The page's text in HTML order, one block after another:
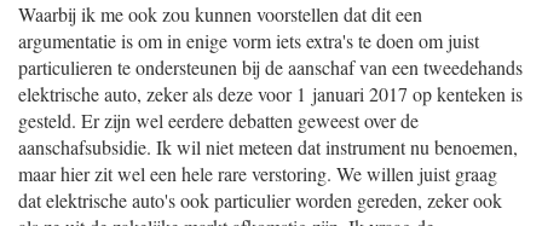
Waarbij ik me ook zou kunnen voorstellen dat dit een
argumentatie is om in enige vorm iets extra's te doen om juist
particulieren te ondersteunen bij de aanschaf van een tweedehands
elektrische auto, zeker als deze voor 1 januari 2017 op kenteken is
gesteld. Er zijn wel eerdere debatten geweest over de
aanschafsubsidie. Ik wil niet meteen dat instrument nu benoemen,
maar hier zit wel een hele rare verstoring. We willen juist graag
dat elektrische auto's ook particulier worden gereden, zeker ook